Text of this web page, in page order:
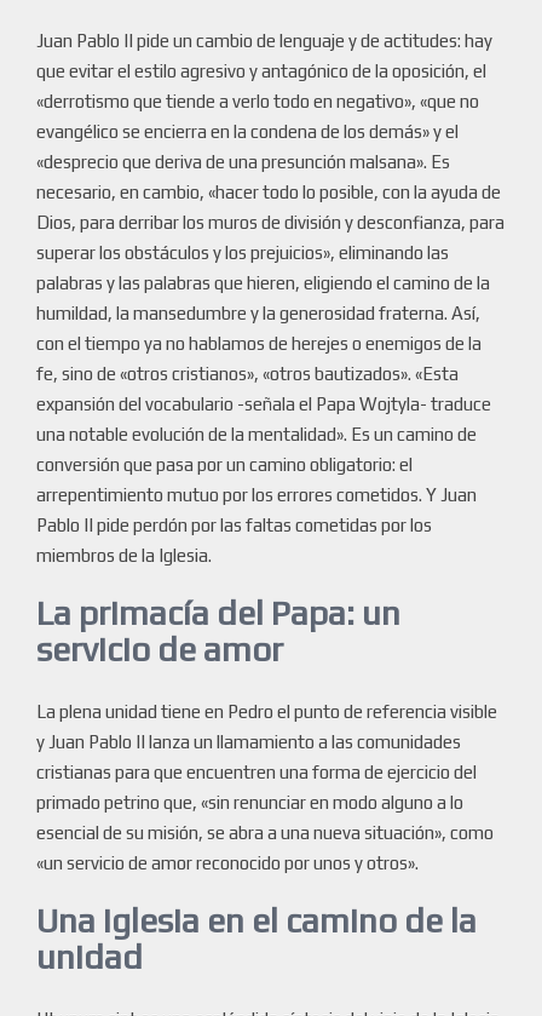
Juan Pablo II pide un cambio de lenguaje y de actitudes: hay
que evitar el estilo agresivo y antagónico de la oposición, el
«derrotismo que tiende a verlo todo en negativo», «que no
evangélico se encierra en la condena de los demás» y el
«desprecio que deriva de una presunción malsana». Es
necesario, en cambio, «hacer todo lo posible, con la ayuda de
Dios, para derribar los muros de división y desconfianza, para
superar los obstáculos y los prejuicios», eliminando las
palabras y las palabras que hieren, eligiendo el camino de la
humildad, la mansedumbre y la generosidad fraterna. Así,
con el tiempo ya no hablamos de herejes o enemigos de la
fe, sino de «otros cristianos», «otros bautizados». «Esta
expansión del vocabulario -señala el Papa Wojtyla- traduce
una notable evolución de la mentalidad». Es un camino de
conversión que pasa por un camino obligatorio: el
arrepentimiento mutuo por los errores cometidos. Y Juan
Pablo II pide perdón por las faltas cometidas por los
miembros de la Iglesia.
La primacía del Papa: un
servicio de amor
La plena unidad tiene en Pedro el punto de referencia visible
y Juan Pablo II lanza un llamamiento a las comunidades
cristianas para que encuentren una forma de ejercicio del
primado petrino que, «sin renunciar en modo alguno a lo
esencial de su misión, se abra a una nueva situación», como
«un servicio de amor reconocido por unos y otros».
Una Iglesia en el camino de la
unidad